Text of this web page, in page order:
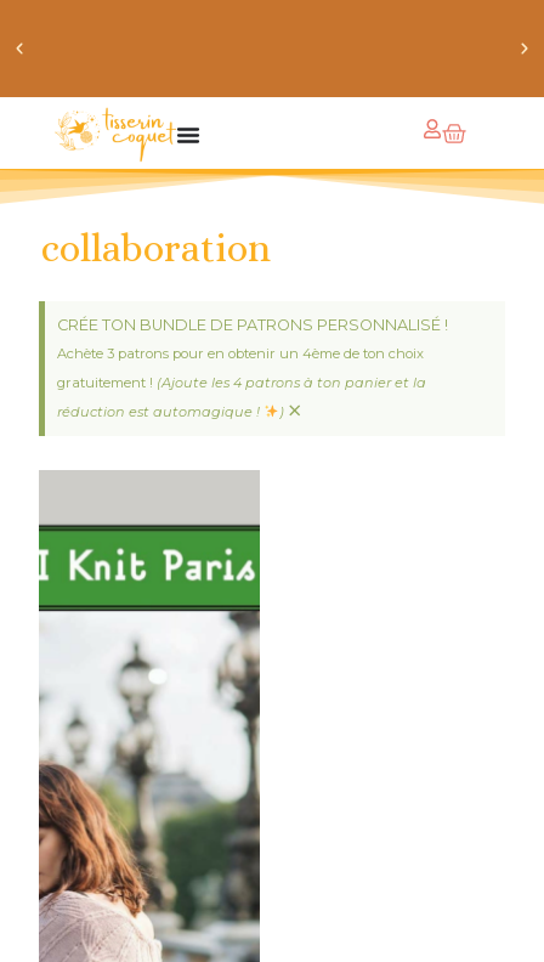
chaussettes douillettes :: le livre de chaussettes pour
petits et grands
collaboration
CRÉE TON BUNDLE DE PATRONS PERSONNALISÉ !
Achète 3 patrons pour en obtenir un 4ème de ton choix
gratuitement ! (Ajoute les 4 patrons à ton panier et la
réduction est automagique !
) ×